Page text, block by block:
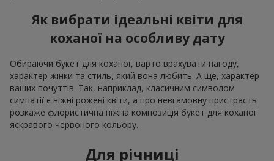
Як вибрати ідеальні квіти для
коханої на особливу дату
Обираючи букет для коханої, варто врахувати нагоду,
характер жінки та стиль, який вона любить. А ще, характер
ваших почуттів. Так, наприклад, класичним символом
симпатії є ніжні рожеві квіти, а про невгамовну пристрасть
розкаже флористична ніжна композиція букет для коханої
яскравого червоного кольору.
Для річниці